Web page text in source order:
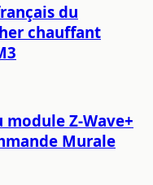
du
chauffant
Z-Wave+
Murale